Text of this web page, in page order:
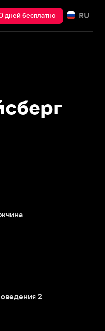
дней бесплатно RU
2